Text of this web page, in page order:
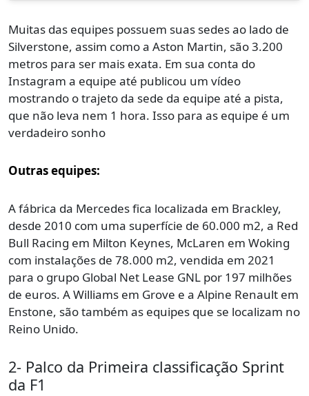
Muitas das equipes possuem suas sedes ao lado de
Silverstone, assim como a Aston Martin, são 3.200
metros para ser mais exata. Em sua conta do
Instagram a equipe até publicou um vídeo
mostrando o trajeto da sede da equipe até a pista,
que não leva nem 1 hora. Isso para as equipe é um
verdadeiro sonho
Outras equipes:
A fábrica da Mercedes fica localizada em Brackley,
desde 2010 com uma superfície de 60.000 m2, a Red
Bull Racing em Milton Keynes, McLaren em Woking
com instalações de 78.000 m2, vendida em 2021
para o grupo Global Net Lease GNL por 197 milhões
de euros. A Williams em Grove e a Alpine Renault em
Enstone, são também as equipes que se localizam no
Reino Unido.
2- Palco da Primeira classificação Sprint
da F1